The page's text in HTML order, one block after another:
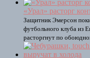
«Урал» расторг
Защитник Эмерсон
футбольного клуба из
расторгнут по